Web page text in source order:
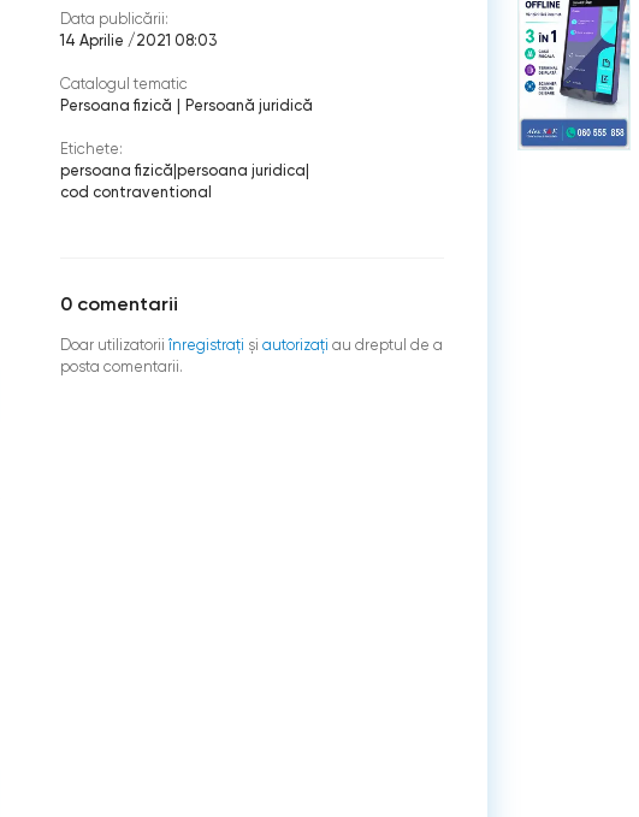
Data publicării:
14 Aprilie /2021 08:03
Catalogul tematic
Persoana fizică
Persoană juridică
Etichete:
persoana fizică persoana juridica
cod contraventional
0 comentarii
Doar utilizatorii înregistraţi şi autorizați au dreptul de a
posta comentarii.